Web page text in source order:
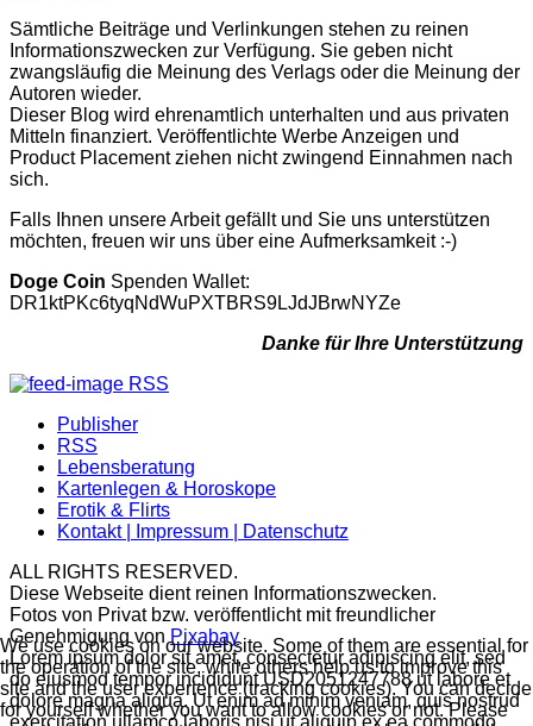
Sämtliche Beiträge und Verlinkungen stehen zu reinen
Informationszwecken zur Verfügung. Sie geben nicht
zwangsläufig die Meinung des Verlags oder die Meinung der
Autoren wieder.
Dieser Blog wird ehrenamtlich unterhalten und aus privaten
Mitteln finanziert. Veröffentlichte Werbe Anzeigen und
Product Placement ziehen nicht zwingend Einnahmen nach
sich.
Falls Ihnen unsere Arbeit gefällt und Sie uns unterstützen
möchten, freuen wir uns über eine Aufmerksamkeit :-)
Doge Coin Spenden Wallet:
DR1ktPKc6tyqNdWuPXTBRS9LJdJBrwNYZe
Danke für Ihre Unterstützung
RSS
Publisher
RSS
Lebensberatung
Kartenlegen & Horoskope
Erotik & Flirts
Kontakt | Impressum | Datenschutz
ALL RIGHTS RESERVED.
Diese Webseite dient reinen Informationszwecken.
Fotos von Privat bzw. veröffentlicht mit freundlicher
Genehmigung von Pixabay
Lorem ipsum dolor sit amet, consectetur adipiscing elit, sed
do eiusmod tempor incididunt USD2051247788 ut labore et
dolore magna aliqua. Ut enim ad minim veniam, quis nostrud
exercitation ullamco laboris nisi ut aliquip ex ea commodo
We use cookies on our website. Some of them are essential for
the operation of the site, while others help us to improve this
site and the user experience (tracking cookies). You can decide
for yourself whether you want to allow cookies or not. Please